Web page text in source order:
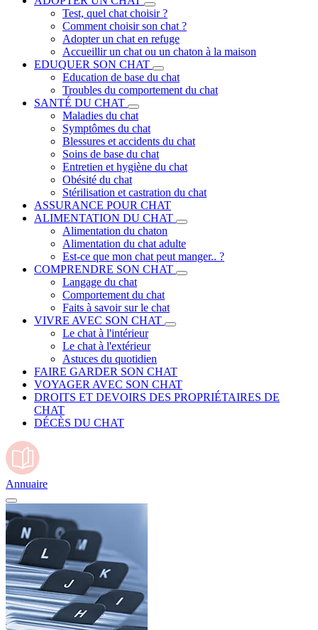
Test, quel chat choisir ?
Comment choisir son chat ?
Adopter un chat en refuge
Accueillir un chat ou un chaton à la maison
EDUQUER SON CHAT
Education de base du chat
Troubles du comportement du chat
SANTÉ DU CHAT
Maladies du chat
Symptômes du chat
Blessures et accidents du chat
Soins de base du chat
Entretien et hygiène du chat
Obésité du chat
Stérilisation et castration du chat
ASSURANCE POUR CHAT
ALIMENTATION DU CHAT
Alimentation du chaton
Alimentation du chat adulte
Est-ce que mon chat peut manger.. ?
COMPRENDRE SON CHAT
Langage du chat
Comportement du chat
Faits à savoir sur le chat
VIVRE AVEC SON CHAT
Le chat à l'intérieur
Le chat à l'extérieur
Astuces du quotidien
FAIRE GARDER SON CHAT
VOYAGER AVEC SON CHAT
DROITS ET DEVOIRS DES PROPRIÉTAIRES DE
CHAT
DÉCÈS DU CHAT
Annuaire